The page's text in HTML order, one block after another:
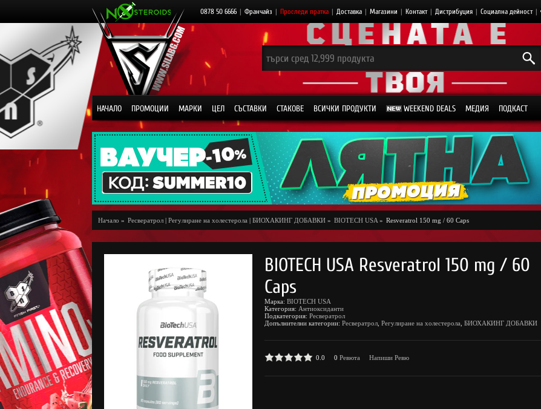
0878 50 6666 | Франчайз | Проследи пратка | Доставка | Магазини | Контакт | Дистрибуция | Социална дейност |
НАЧАЛО ПРОМОЦИИ МАРКИ ЦЕЛ СЪСТАВКИ СТАКОВЕ ВСИЧКИ ПРОДУКТИ WEEKEND DEALS МЕДИЯ ПОДКАСТ
Начало » Ресвератрол | Регулиране на холестерола | БИОХАКИНГ ДОБАВКИ » BIOTECH USA » Resveratrol 150 mg / 60 Caps
BIOTECH USA Resveratrol 150 mg / 60
Caps
Марка: BIOTECH USA
Категория: Антиоксиданти
Подкатегория: Ресвератрол
Допълнителни категории: Ресвератрол Регулиране на холестерола БИОХАКИНГ ДОБАВКИ
0.0 0 Ревюта Напиши Ревю